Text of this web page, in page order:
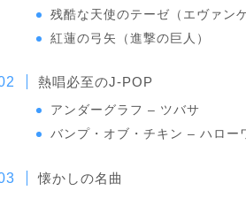
残酷な天使のテーゼ（エヴァン
紅蓮の弓矢（進撃の巨人）
熱唱必至のJ-POP
アンダーグラフ – ツバサ
バンプ・オブ・チキン – ハロー
懐かしの名曲